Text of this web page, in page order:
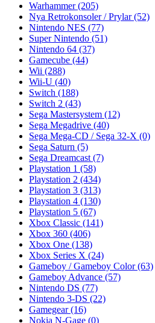
Warhammer(205)
Nya Retrokonsoler / Prylar(52)
Nintendo NES (77)
Super Nintendo (51)
Nintendo 64 (37)
Gamecube (44)
Wii (288)
Wii-U (40)
Switch (188)
Switch 2 (43)
Sega Mastersystem (12)
Sega Megadrive (40)
Sega Mega-CD / Sega 32-X (0)
Sega Saturn (5)
Sega Dreamcast (7)
Playstation 1 (58)
Playstation 2 (434)
Playstation 3 (313)
Playstation 4 (130)
Playstation 5 (67)
Xbox Classic (141)
Xbox 360 (406)
Xbox One (138)
Xbox Series X (24)
Gameboy / Gameboy Color(63)
Gameboy Advance (57)
Nintendo DS (77)
Nintendo 3-DS (22)
Gamegear(16)
Nokia N-Gage (0)